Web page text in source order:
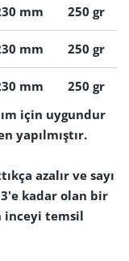
mm 250 gr
mm 250 gr
mm
250 gr
için uygundur
yapılmıştır.
azalır ve sayı
kadar olan bir
inceyi temsil